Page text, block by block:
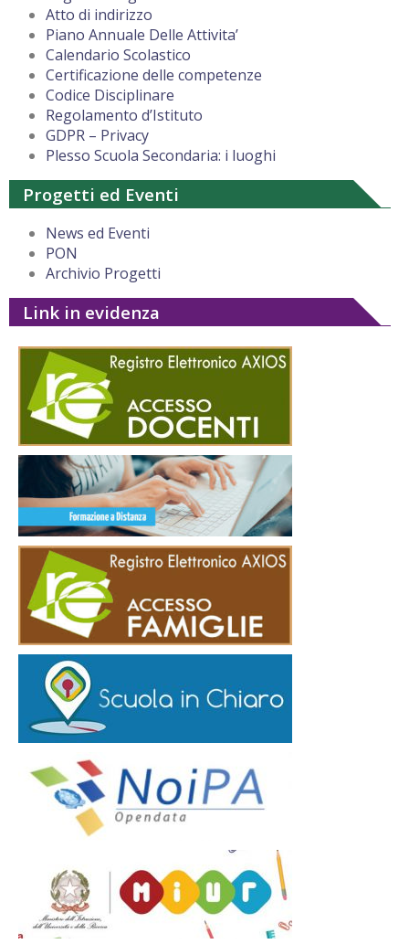
Atto di indirizzo
Piano Annuale Delle Attivita’
Calendario Scolastico
Certificazione delle competenze
Codice Disciplinare
Regolamento d’Istituto
GDPR – Privacy
Plesso Scuola Secondaria: i luoghi
Progetti ed Eventi
News ed Eventi
PON
Archivio Progetti
Link in evidenza